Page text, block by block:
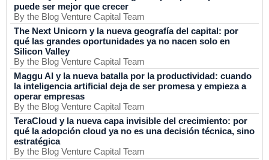
puede ser mejor que crecer
By the Blog Venture Capital Team
The Next Unicorn y la nueva geografía del capital: por
qué las grandes oportunidades ya no nacen solo en
Silicon Valley
By the Blog Venture Capital Team
Maggu AI y la nueva batalla por la productividad: cuando
la inteligencia artificial deja de ser promesa y empieza a
operar empresas
By the Blog Venture Capital Team
TeraCloud y la nueva capa invisible del crecimiento: por
qué la adopción cloud ya no es una decisión técnica, sino
estratégica
By the Blog Venture Capital Team